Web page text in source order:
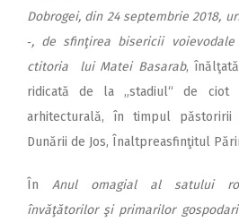
Dobrogei, din 24 septembrie 2018,
‑, de sfinţirea bisericii
ctitoria lui Matei Basarab,
ridicată de la „stadiul“ de
arhitecturală, în timpul păstoririi
Dunării de Jos, Înaltpreasfinţitul
În Anul omagial al satului
învăţătorilor şi primarilor